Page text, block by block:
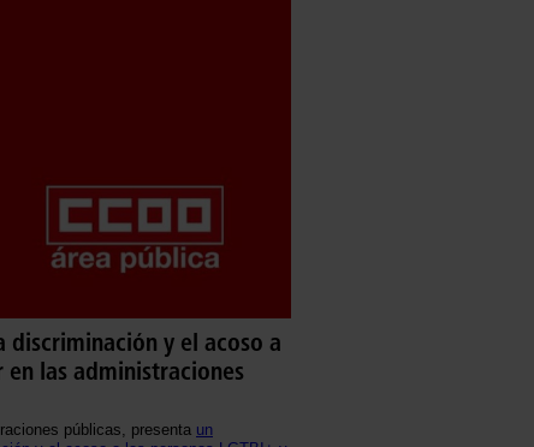
discriminación y el acoso a
en las administraciones
públicas, presenta un